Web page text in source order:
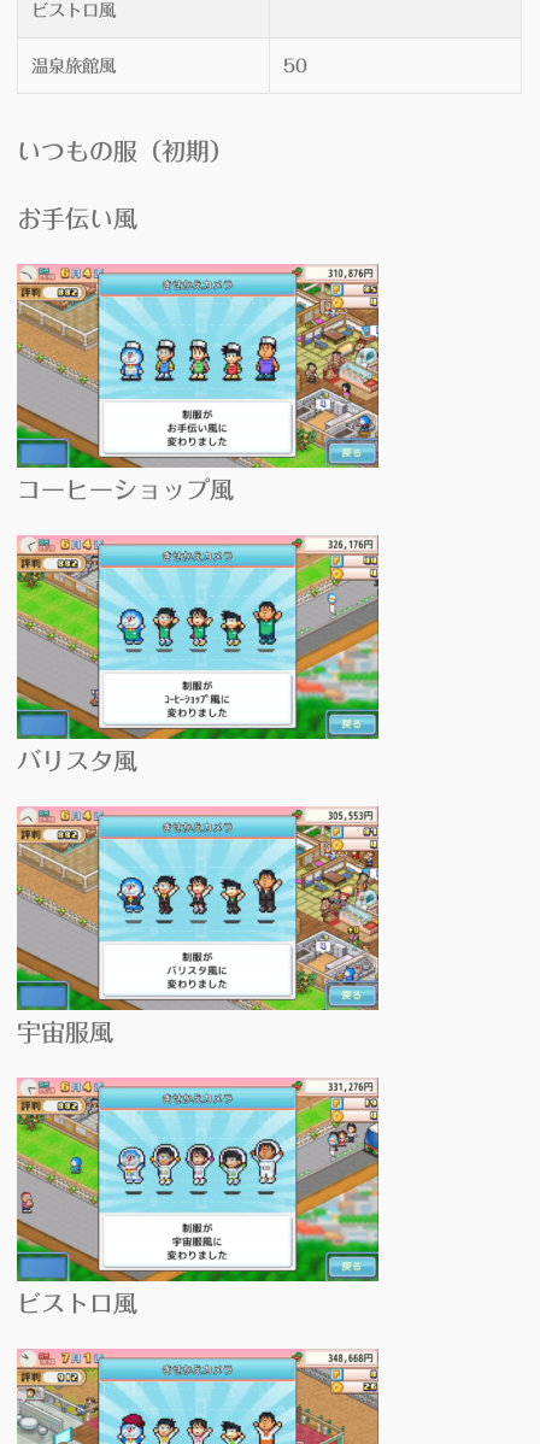
ビストロ風
温泉旅館風 50
いつもの服 （初期）
お手伝い風
コーヒーショップ風
バリスタ風
宇宙服風
ビストロ風